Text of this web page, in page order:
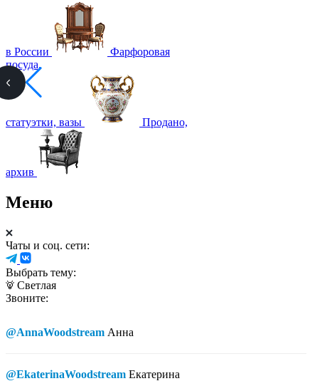
в России
Фарфоровая
посуда,
статуэтки, вазы Продано,
архив
Меню
Чаты и соц. сети:
Выбрать тему:
Светлая
Звоните:
@AnnaWoodstream Анна
@EkaterinaWoodstream Екатерина